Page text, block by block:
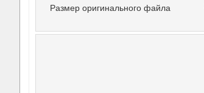
Размер оригинального файла